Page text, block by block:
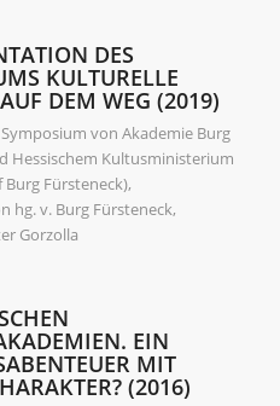
DES
KULTURELLE
DEM WEG (2019)
von Akademie Burg
Hessischem Kultusministerium
Burg Fürsteneck),
hg. v. Burg Fürsteneck,
Gorzolla
EIN
MIT
(2016)